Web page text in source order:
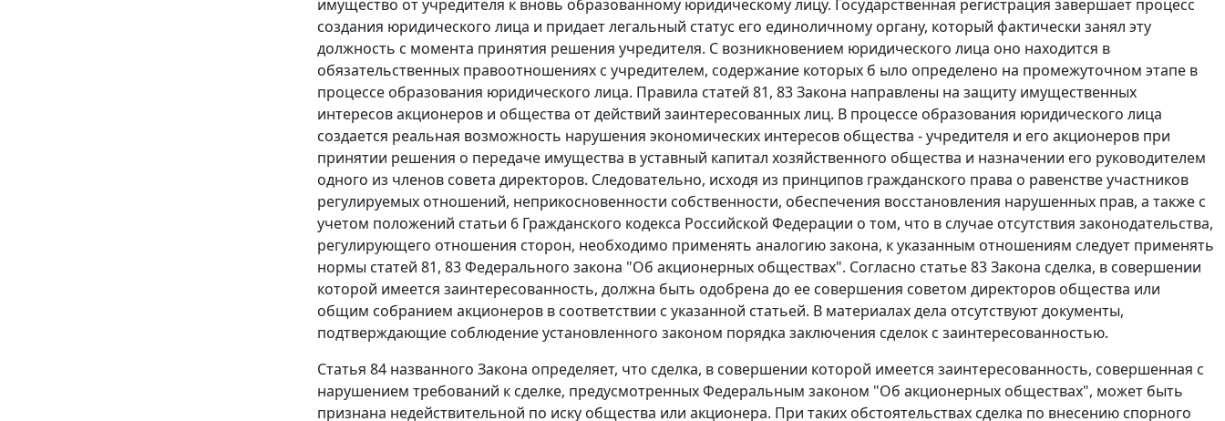
имущество от учредителя к вновь образованному юридическому лицу. Государственная регистрация завершает процесс
создания юридического лица и придает легальный статус его единоличному органу, который фактически занял эту
должность с момента принятия решения учредителя. С возникновением юридического лица оно находится в
обязательственных правоотношениях с учредителем, содержание которых б ыло определено на промежуточном этапе в
процессе образования юридического лица. Правила статей 81, 83 Закона направлены на защиту имущественных
интересов акционеров и общества от действий заинтересованных лиц. В процессе образования юридического лица
создается реальная возможность нарушения экономических интересов общества - учредителя и его акционеров при
принятии решения о передаче имущества в уставный капитал хозяйственного общества и назначении его руководителем
одного из членов совета директоров. Следовательно, исходя из принципов гражданского права о равенстве участников
регулируемых отношений, неприкосновенности собственности, обеспечения восстановления нарушенных прав, а также с
учетом положений статьи 6 Гражданского кодекса Российской Федерации о том, что в случае отсутствия законодательства,
регулирующего отношения сторон, необходимо применять аналогию закона, к указанным отношениям следует применять
нормы статей 81, 83 Федерального закона "Об акционерных обществах". Согласно статье 83 Закона сделка, в совершении
которой имеется заинтересованность, должна быть одобрена до ее совершения советом директоров общества или
общим собранием акционеров в соответствии с указанной статьей. В материалах дела отсутствуют документы,
подтверждающие соблюдение установленного законом порядка заключения сделок с заинтересованностью.
Статья 84 названного Закона определяет, что сделка, в совершении которой имеется заинтересованность, совершенная с
нарушением требований к сделке, предусмотренных Федеральным законом "Об акционерных обществах", может быть
признана недействительной по иску общества или акционера. При таких обстоятельствах сделка по внесению спорного